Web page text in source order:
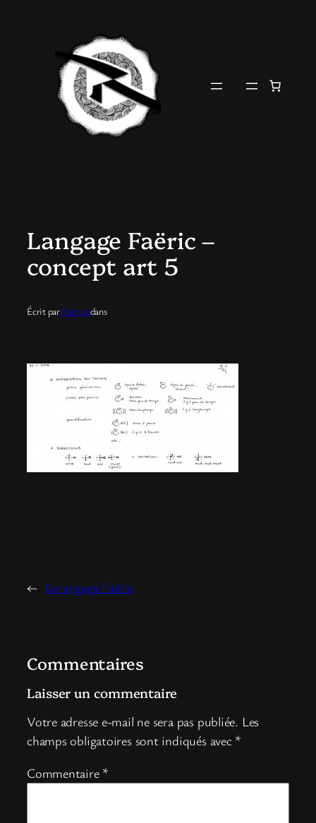
Langage Faëric –
concept art 5
Écrit parRomaindans
← Le langage Faëric
Commentaires
Laisser un commentaire
Votre adresse e-mail ne sera pas publiée. Les
champs obligatoires sont indiqués avec *
Commentaire *